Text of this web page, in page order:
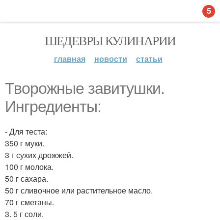
ШЕДЕВРЫ КУЛИНАРИИ
главная новости статьи
Творожные завитушки.
Ингредиенты:
- Для теста:
350 г муки.
3 г сухих дрожжей.
100 г молока.
50 г сахара.
50 г сливочное или растительное масло.
70 г сметаны.
3. 5 г соли.
5